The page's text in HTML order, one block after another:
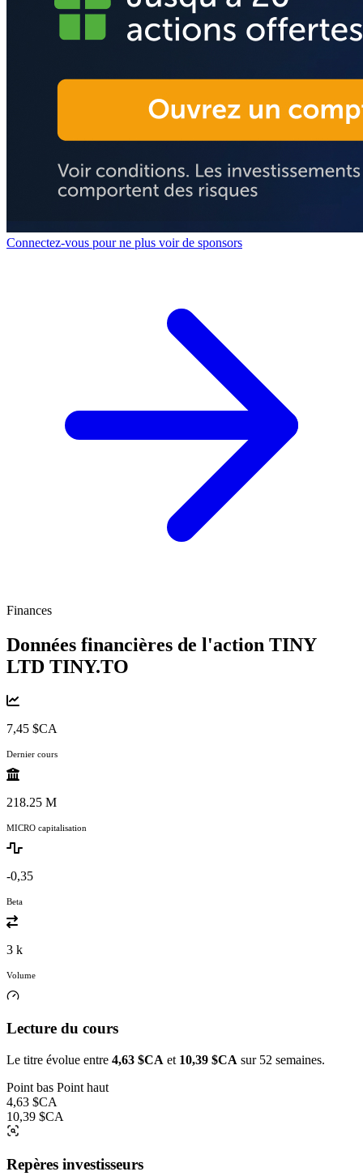
Connectez-vous pour ne plus voir de sponsors
Finances
Données financières de l'action TINY
LTD TINY.TO
7,45 $CA
Dernier cours
218.25 M
MICRO capitalisation
-0,35
Beta
3 k
Volume
Lecture du cours
Le titre évolue entre 4,63 $CA et 10,39 $CA sur 52 semaines.
Point bas Point haut
4,63 $CA
10,39 $CA
Repères investisseurs